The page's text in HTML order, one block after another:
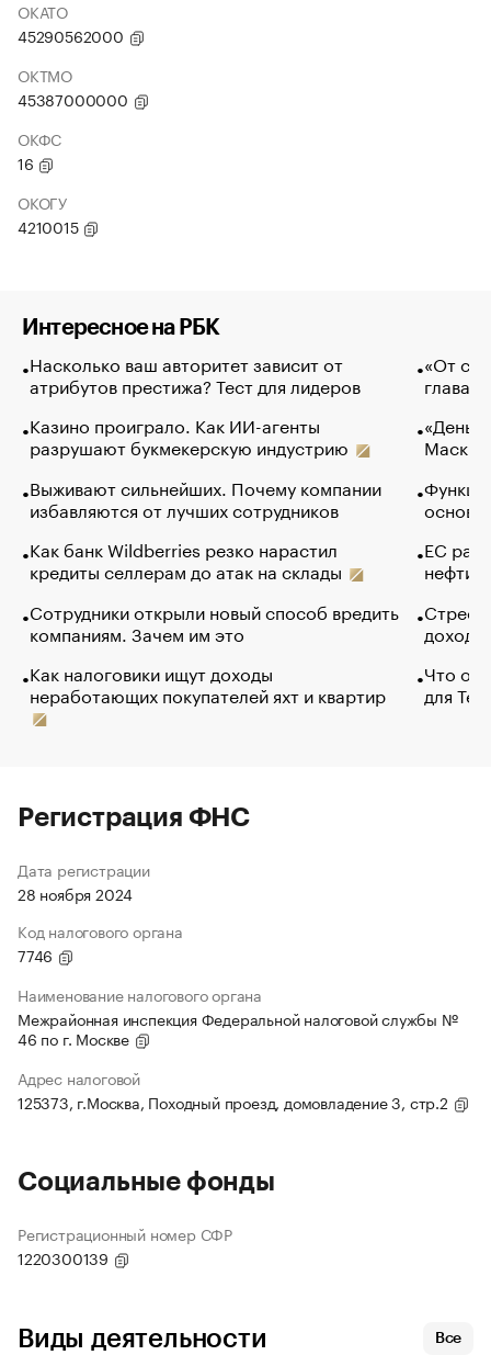
ОКАТО
45290562000
ОКТМО
45387000000
ОКФС
16
ОКОГУ
4210015
Интересное на РБК
Насколько ваш авторитет зависит от
атрибутов престижа? Тест для лидеров
Казино проиграло. Как ИИ-агенты
разрушают букмекерскую индустрию
Выживают сильнейших. Почему компании
избавляются от лучших сотрудников
Как банк Wildberries резко нарастил
кредиты селлерам до атак на склады
Сотрудники открыли новый способ вредить
компаниям. Зачем им это
Как налоговики ищут доходы
неработающих покупателей яхт и квартир
«От
глава
Маск в
основ
ЕС
нефти
Что
для
Регистрация ФНС
Дата регистрации
28 ноября 2024
Код налогового органа
7746
Наименование налогового органа
Межрайонная инспекция Федеральной налоговой службы №
46 по г. Москве
Адрес налоговой
125373, г.Москва, Походный проезд, домовладение 3, стр.2
Социальные фонды
Регистрационный номер СФР
1220300139
Виды деятельности Все